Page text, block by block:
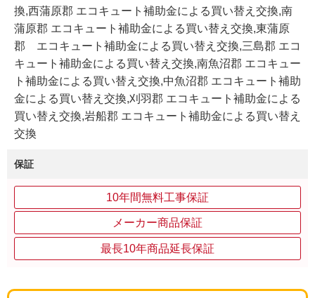
換,西蒲原郡 エコキュート補助金による買い替え交換,南
蒲原郡 エコキュート補助金による買い替え交換,東蒲原
郡 エコキュート補助金による買い替え交換,三島郡 エコ
キュート補助金による買い替え交換,南魚沼郡 エコキュー
ト補助金による買い替え交換,中魚沼郡 エコキュート補助
金による買い替え交換,刈羽郡 エコキュート補助金による
買い替え交換,岩船郡 エコキュート補助金による買い替え
交換
保証
10年間無料工事保証
メーカー商品保証
最長10年商品延長保証